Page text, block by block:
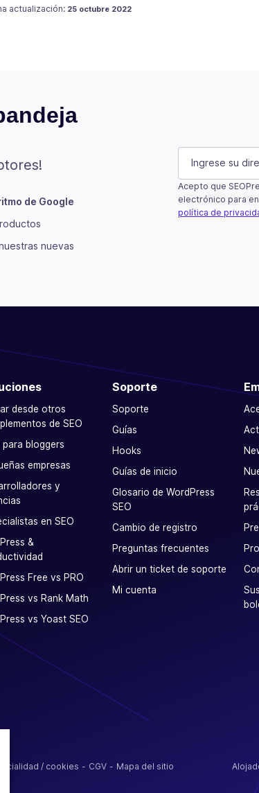
actualización: Publicado en
25 octubre 2022
de Google
nuevas
Comments
Este campo es
E-mail
Acepto que
electrónico para
política de
desde otros
de SEO
para bloggers
empresas
y
en SEO
&
Free vs PRO
vs Rank Math
vs Yoast SEO
Soporte
Soporte
Guías
Hooks
Guías de inicio
Glosario de WordPress
SEO
Cambio de registro
Preguntas frecuentes
Abrir un ticket de soporte
Mi cuenta
/ cookies CGV Mapa del sitio